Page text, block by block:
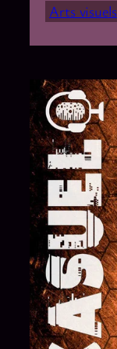
Arts visuels